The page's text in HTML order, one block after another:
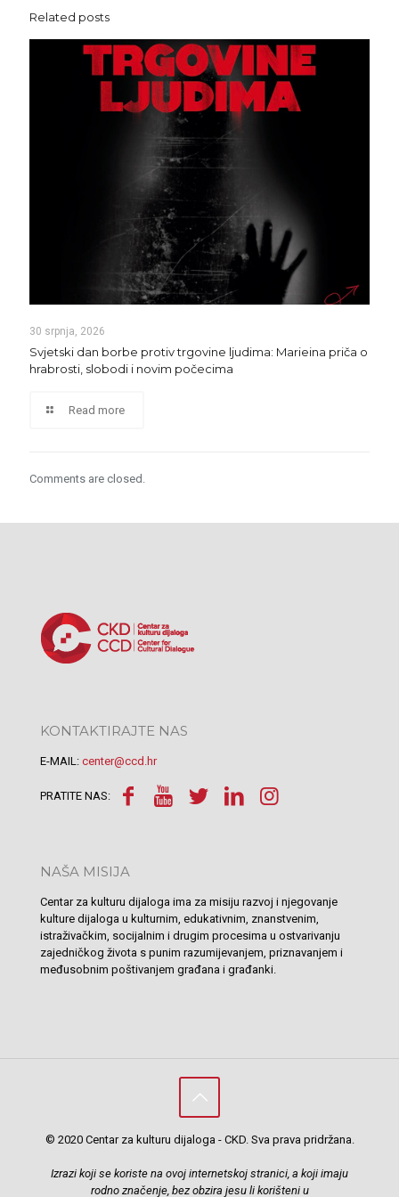
Related posts
30 srpnja, 2026
Svjetski dan borbe protiv trgovine ljudima: Marieina priča o
hrabrosti, slobodi i novim počecima
Read more
Comments are closed.
KONTAKTIRAJTE NAS
E-MAIL: center@ccd.hr
PRATITE NAS:
NAŠA MISIJA
Centar za kulturu dijaloga ima za misiju razvoj i njegovanje
kulture dijaloga u kulturnim, edukativnim, znanstvenim,
istraživačkim, socijalnim i drugim procesima u ostvarivanju
zajedničkog života s punim razumijevanjem, priznavanjem i
međusobnim poštivanjem građana i građanki.
© 2020 Centar za kulturu dijaloga - CKD. Sva prava pridržana.
Izrazi koji se koriste na ovoj internetskoj stranici, a koji imaju
rodno značenje, bez obzira jesu li korišteni u